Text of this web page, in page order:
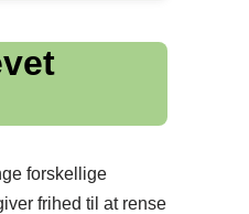
forskellige
frihed til at rense